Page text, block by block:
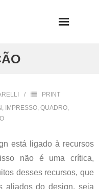
PRINT
, IMPRESSO, QUADRO,
está ligado à recursos
não é uma crítica,
desses recursos, que
aliados do design, seja